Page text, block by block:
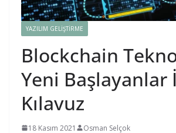
YAZILIM GELIŞTIRME
Blockchain
Yeni Başlayanlar
Kılavuz
18 Kasım 2021 Osman Selçok